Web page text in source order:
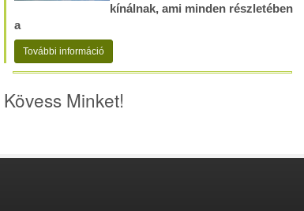
kínálnak, ami minden részletében
a
További információ
Kövess Minket!